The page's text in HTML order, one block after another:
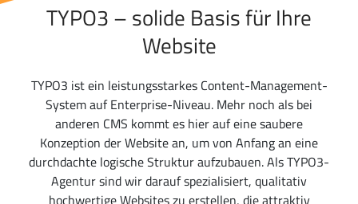
TYPO3 – solide Basis für Ihre
Website
TYPO3 ist ein leistungsstarkes Content-Management-
System auf Enterprise-Niveau. Mehr noch als bei
anderen CMS kommt es hier auf eine saubere
Konzeption der Website an, um von Anfang an eine
durchdachte logische Struktur aufzubauen. Als TYPO3-
Agentur sind wir darauf spezialisiert, qualitativ